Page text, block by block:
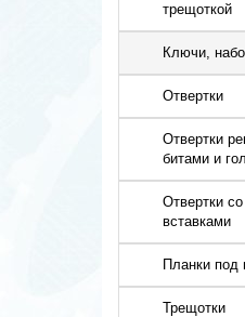
трещоткой
Ключи,
Отвертки
Отвертки
битами и
Отвертки
вставками
Планки под
Трещотки